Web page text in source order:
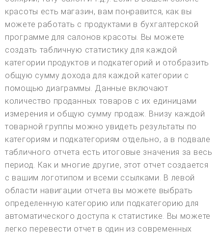
красоты есть магазин, вам понравится, как вы
можете работать с продуктами в бухгалтерской
программе для салонов красоты. Вы можете
создать табличную статистику для каждой
категории продуктов и подкатегорий и отобразить
общую сумму дохода для каждой категории с
помощью диаграммы. Данные включают
количество проданных товаров с их единицами
измерения и общую сумму продаж. Внизу каждой
товарной группы можно увидеть результаты по
категориям и подкатегориям отдельно, а в подвале
табличного отчета есть итоговые значения за весь
период. Как и многие другие, этот отчет создается
с вашим логотипом и всеми ссылками. В левой
области навигации отчета вы можете выбрать
определенную категорию или подкатегорию для
автоматического доступа к статистике. Вы можете
легко перевести отчет в один из современных